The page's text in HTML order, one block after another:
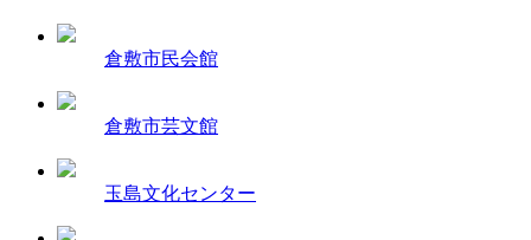
倉敷市民会館
倉敷市芸文館
玉島文化センター